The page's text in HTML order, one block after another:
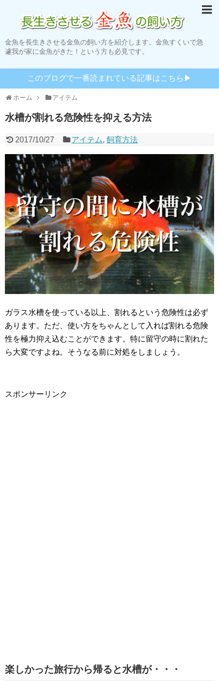
金魚を長生きさせる金魚の飼い方を紹介します。金魚すくいで急
遽我が家に金魚がきた！という方も必見です。
このブログで一番読まれている記事はこちら▶︎
ホーム アイテム
水槽が割れる危険性を抑える方法
2017/10/27 アイテム,飼育方法
ガラス水槽を使っている以上、割れるという危険性は必ず
あります。ただ、使い方をちゃんとして入れば割れる危険
性を極力抑え込むことができます。特に留守の時に割れた
ら大変ですよね。そうなる前に対処をしましょう。
スポンサーリンク
楽しかった旅行から帰ると水槽が・・・